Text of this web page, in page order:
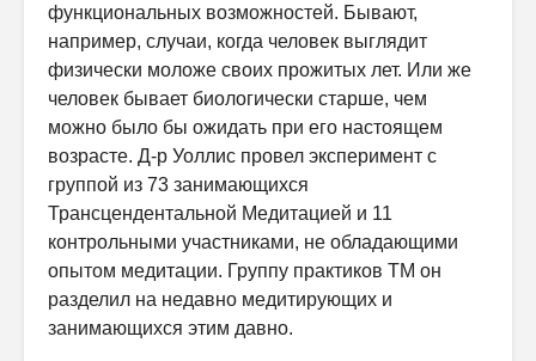
функциональных возможностей. Бывают,
например, случаи, когда человек выглядит
физически моложе своих прожитых лет. Или же
человек бывает биологически старше, чем
можно было бы ожидать при его настоящем
возрасте. Д-р Уоллис провел эксперимент с
группой из 73 занимающихся
Трансцендентальной Медитацией и 11
контрольными участниками, не обладающими
опытом медитации. Группу практиков ТМ он
разделил на недавно медитирующих и
занимающихся этим давно.